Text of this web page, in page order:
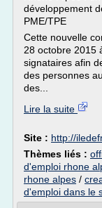
développement
PME/TPE
Cette nouvelle
28 octobre 2015
signataires afin
des personnes
des...
Lire la suite
Site : http://
Thèmes liés :
d'emploi rhone
rhone alpes /
d'emploi dans le